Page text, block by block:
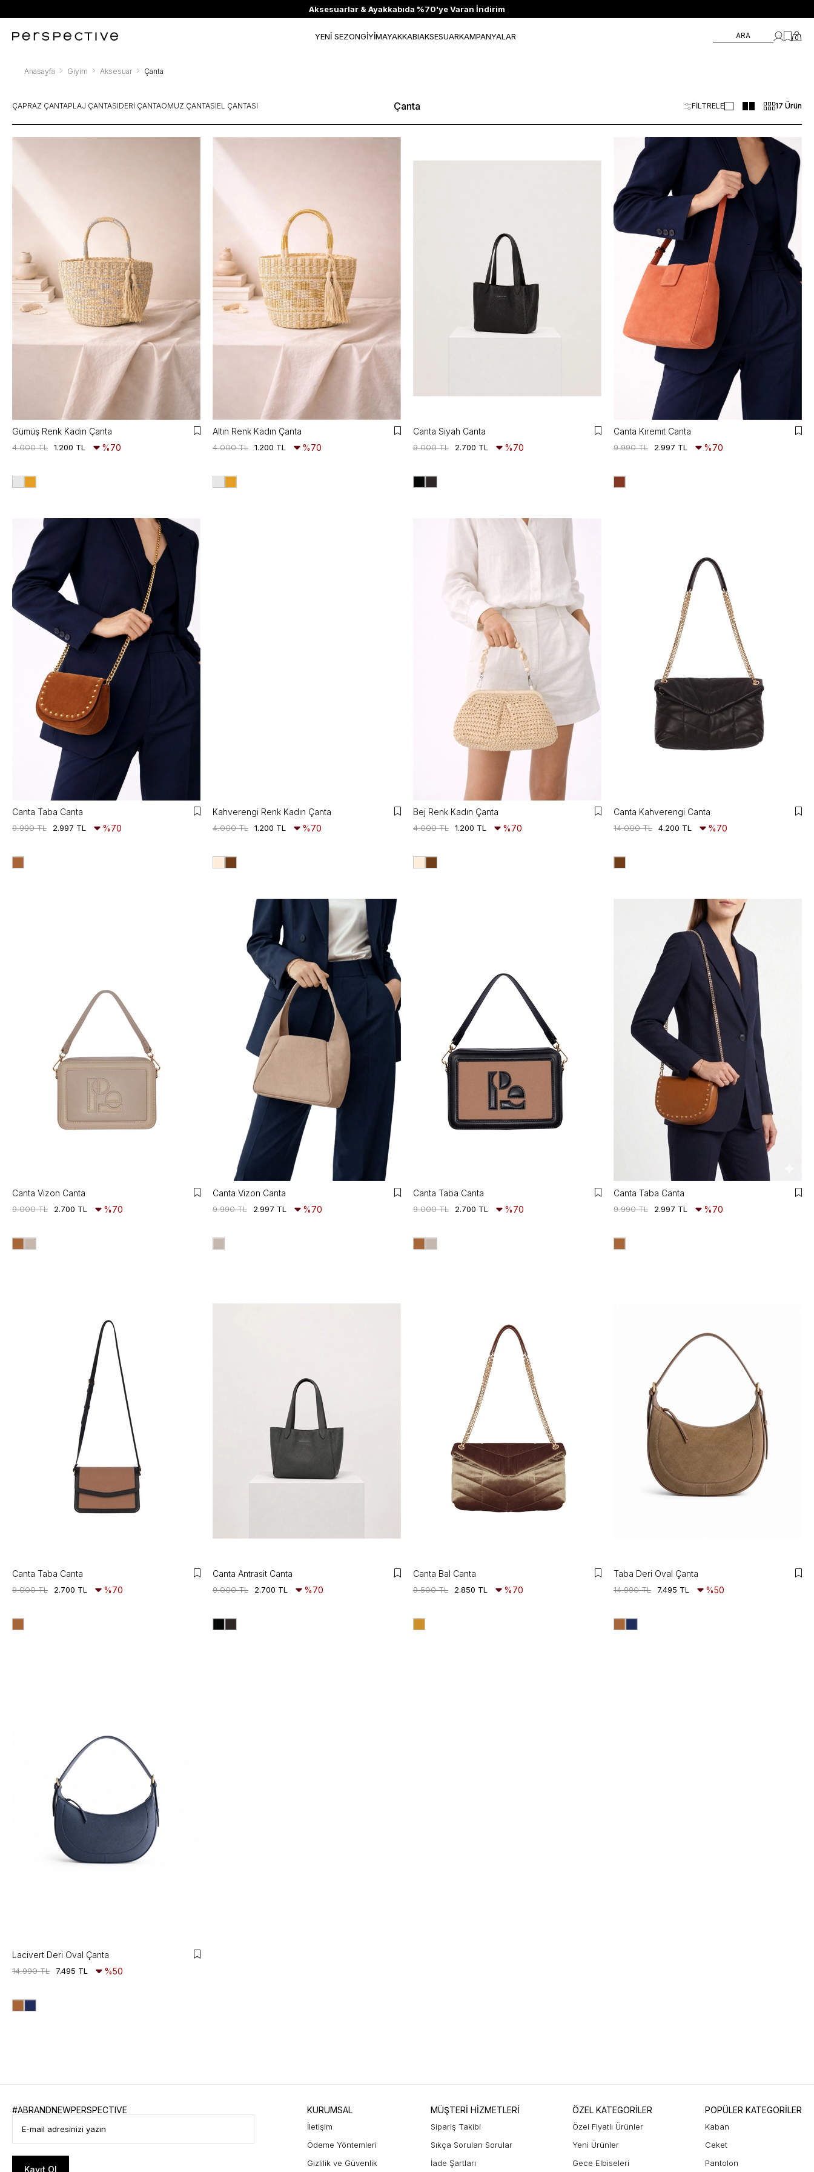
Aksesuarlar & Ayakkabıda %70'ye Varan İndirim
YENİ SEZONGİYİMAYAKKABIAKSESUARKAMPANYALAR ARA 0
Anasayfa Giyim Aksesuar Çanta
17 Ürün
FİLTRELE
Çanta
ÇAPRAZ ÇANTAPLAJ ÇANTASIDERI ÇANTAOMUZ ÇANTASIEL ÇANTASI
Gümüş Renk Kadın Çanta
1.200 TL
4.000 TL %70
Altın Renk Kadın Çanta
1.200 TL
4.000 TL %70
Canta Siyah Canta
2.700 TL
9.000 TL %70
Canta Kıremıt Canta
2.997 TL
9.990 TL %70
Canta Taba Canta
2.997 TL
9.990 TL %70
Kahverengi Renk Kadın Çanta
1.200 TL
4.000 TL %70
Bej Renk Kadın Çanta
1.200 TL
4.000 TL %70
Canta Kahverengi Canta
4.200 TL
14.000 TL %70
Canta Vizon Canta
2.700 TL
9.000 TL %70
Canta Vizon Canta
2.997 TL
9.990 TL %70
Canta Taba Canta
2.700 TL
9.000 TL %70
Canta Taba Canta
2.997 TL
9.990 TL %70
Canta Taba Canta
2.700 TL
9.000 TL %70
Canta Antrasit Canta
2.700 TL
9.000 TL %70
Canta Bal Canta
2.850 TL
9.500 TL %70
Taba Deri Oval Çanta
7.495 TL
14.990 TL %50
Lacivert Deri Oval Çanta
7.495 TL
14.990 TL %50
#ABRANDNEWPERSPECTIVE
Kayıt Ol
KURUMSAL
İletişim
Ödeme Yöntemleri
Gizlilik ve Güvenlik
MÜŞTERİ HİZMETLERİ
Sipariş Takibi
Sıkça Sorulan Sorular
İade Şartları
ÖZEL KATEGORİLER
Özel Fiyatlı Ürünler
Yeni Ürünler
Gece Elbiseleri
POPÜLER KATEGORİLER
Kaban
Ceket
Pantolon